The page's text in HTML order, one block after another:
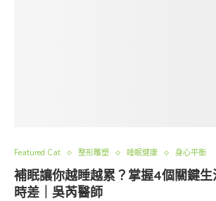
Featured Cat 整形雕塑 睡眠健康 身心平衡
補眠讓你越睡越累？掌握4個關鍵
時差｜吳芮醫師